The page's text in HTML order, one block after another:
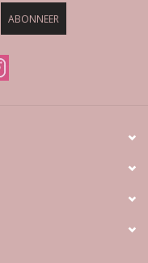
ABONNEER